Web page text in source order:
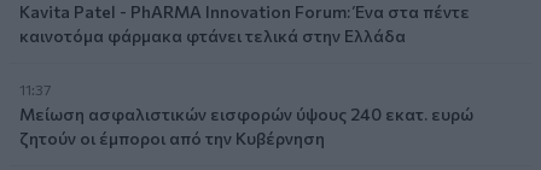
Kavita Patel - PhARMA Innovation Forum: Ένα στα πέντε
καινοτόμα φάρμακα φτάνει τελικά στην Ελλάδα
11:37
Μείωση ασφαλιστικών εισφορών ύψους 240 εκατ. ευρώ
ζητούν οι έμποροι από την Κυβέρνηση